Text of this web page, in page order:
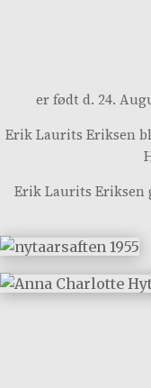
er født d. 24.
Erik Laurits Eriksen
Erik Laurits Eriksen